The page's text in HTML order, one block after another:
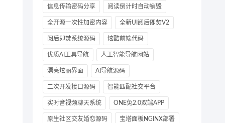
信息传输密码分享 阅读倒计时自动销毁
全开源一次性加密内容 全新UI阅后即焚V2
阅后即焚系统源码 炫酷前端代码
优质AI工具导航 人工智能导航网站
漂亮炫丽界面 AI导航源码
二次开发接口源码 智能匹配社交平台
实时音视频聊天系统 ONE兔2.0双端APP
原生社区交友婚恋源码 宝塔面板NGINX部署